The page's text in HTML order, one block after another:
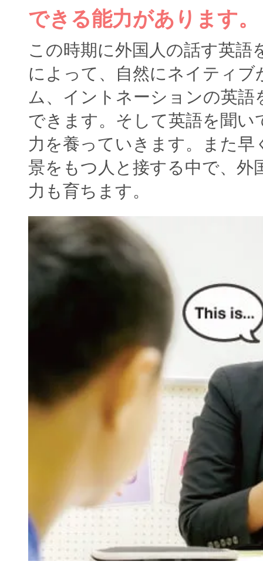
できる能力があります。
この時期に外国人の話す英語
によって、自然にネイティブ
ム、イントネーションの英語
できます。そして英語を聞い
力を養っていきます。また早
景をもつ人と接する中で、外
力も育ちます。